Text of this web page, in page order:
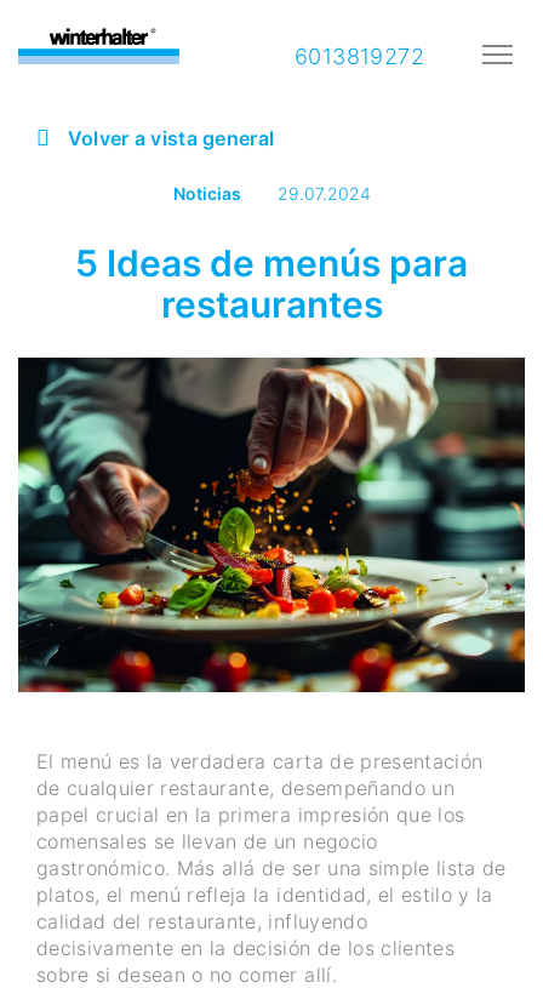
6013819272
Volver a vista general
Noticias 29.07.2024
5 Ideas de menús para
restaurantes
El menú es la verdadera carta de presentación
de cualquier restaurante, desempeñando un
papel crucial en la primera impresión que los
comensales se llevan de un negocio
gastronómico. Más allá de ser una simple lista de
platos, el menú refleja la identidad, el estilo y la
calidad del restaurante, influyendo
decisivamente en la decisión de los clientes
sobre si desean o no comer allí.